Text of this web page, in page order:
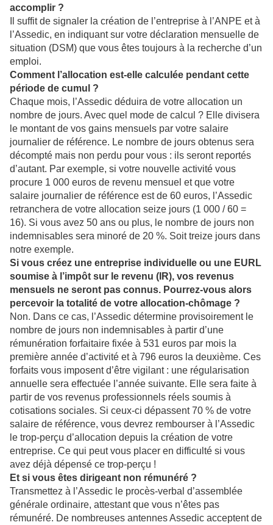
accomplir ?
Il suffit de signaler la création de l’entreprise à l’ANPE et à
l’Assedic, en indiquant sur votre déclaration mensuelle de
situation (DSM) que vous êtes toujours à la recherche d’un
emploi.
Comment l’allocation est-elle calculée pendant cette
période de cumul ?
Chaque mois, l’Assedic déduira de votre allocation un
nombre de jours. Avec quel mode de calcul ? Elle divisera
le montant de vos gains mensuels par votre salaire
journalier de référence. Le nombre de jours obtenus sera
décompté mais non perdu pour vous : ils seront reportés
d’autant. Par exemple, si votre nouvelle activité vous
procure 1 000 euros de revenu mensuel et que votre
salaire journalier de référence est de 60 euros, l’Assedic
retranchera de votre allocation seize jours (1 000 / 60 =
16). Si vous avez 50 ans ou plus, le nombre de jours non
indemnisables sera minoré de 20 %. Soit treize jours dans
notre exemple.
Si vous créez une entreprise individuelle ou une EURL
soumise à l’impôt sur le revenu (IR), vos revenus
mensuels ne seront pas connus. Pourrez-vous alors
percevoir la totalité de votre allocation-chômage ?
Non. Dans ce cas, l’Assedic détermine provisoirement le
nombre de jours non indemnisables à partir d’une
rémunération forfaitaire fixée à 531 euros par mois la
première année d’activité et à 796 euros la deuxième. Ces
forfaits vous imposent d’être vigilant : une régularisation
annuelle sera effectuée l’année suivante. Elle sera faite à
partir de vos revenus professionnels réels soumis à
cotisations sociales. Si ceux-ci dépassent 70 % de votre
salaire de référence, vous devrez rembourser à l’Assedic
le trop-perçu d’allocation depuis la création de votre
entreprise. Ce qui peut vous placer en difficulté si vous
avez déjà dépensé ce trop-perçu !
Et si vous êtes dirigeant non rémunéré ?
Transmettez à l’Assedic le procès-verbal d’assemblée
générale ordinaire, attestant que vous n’êtes pas
rémunéré. De nombreuses antennes Assedic acceptent de